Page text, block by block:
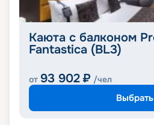
Каюта с балконом
Fantastica (BL3)
от 93 902 ₽ /чел
Выбрать